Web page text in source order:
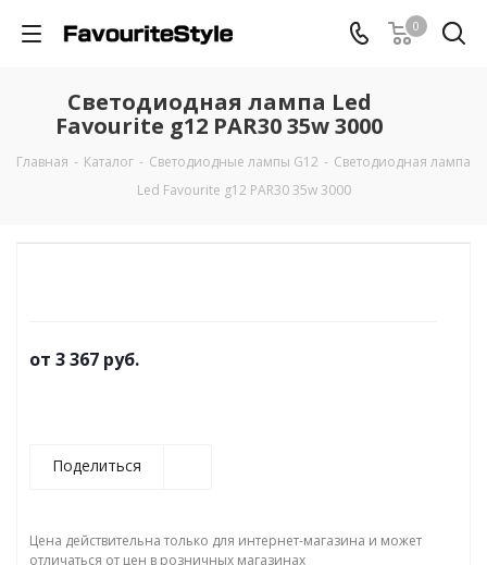
0
Светодиодная лампа Led
Favourite g12 PAR30 35w 3000
Главная - Каталог - Светодиодные лампы G12 - Светодиодная лампа
Led Favourite g12 PAR30 35w 3000
от 3 367 руб.
Поделиться
Цена действительна только для интернет-магазина и может
отличаться от цен в розничных магазинах